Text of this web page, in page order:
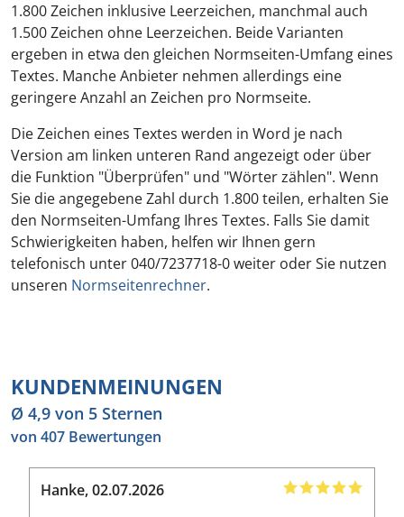
1.800 Zeichen inklusive Leerzeichen, manchmal auch
1.500 Zeichen ohne Leerzeichen. Beide Varianten
ergeben in etwa den gleichen Normseiten-Umfang eines
Textes. Manche Anbieter nehmen allerdings eine
geringere Anzahl an Zeichen pro Normseite.
Die Zeichen eines Textes werden in Word je nach
Version am linken unteren Rand angezeigt oder über
die Funktion "Überprüfen" und "Wörter zählen". Wenn
Sie die angegebene Zahl durch 1.800 teilen, erhalten Sie
den Normseiten-Umfang Ihres Textes. Falls Sie damit
Schwierigkeiten haben, helfen wir Ihnen gern
telefonisch unter 040/7237718-0 weiter oder Sie nutzen
unseren Normseitenrechner.
KUNDENMEINUNGEN
Ø 4,9 von 5 Sternen
von 407 Bewertungen
Hanke,02.07.2026